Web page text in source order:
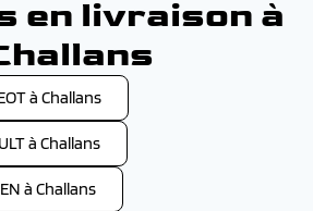
en livraison à
à Challans
à Challans
à Challans